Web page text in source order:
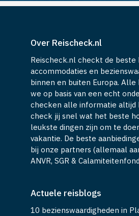
Over Reischeck.nl
Reischeck.nl checkt de beste
accommodaties en
binnen en buiten Europa. Alle
we op basis van een echt
checken alle informatie altijd
check jij snel wat het beste
leukste dingen zijn om te
vakantie. De beste
bij onze partners (allemaal
ANVR, SGR &
Actuele reisblogs
10 bezienswaardigheden in